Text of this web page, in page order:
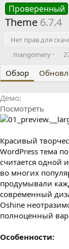
Проверенный
Theme 6.7.4
Нет прав для
А
т
о
р
mangomery
Д
т
а
с
д
и
я
Обзор
Демо
Посмотреть
Красивый
WordPress тема
считается одной
во многих
продумывали
современный
Oshine
полноценный
Особенности: